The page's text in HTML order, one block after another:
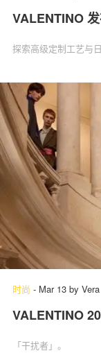
VALENTINO
探索高级定制工艺与
时尚 - Mar 13 by Vera
VALENTINO
「干扰者」‌。